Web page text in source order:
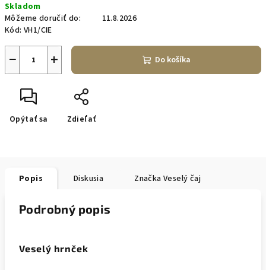
cena:
Skladom
Môžeme doručiť do:
11.8.2026
Kód: VH1/CIE
+
− Do košíka
Opýtať sa Zdieľať
Popis Diskusia Značka Veselý čaj
Podrobný popis
Veselý hrnček